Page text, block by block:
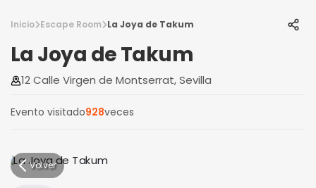
Inicio Escape Room La Joya de Takum
La Joya de Takum
12 Calle Virgen de Montserrat, Sevilla
Evento visitado928veces
Volver